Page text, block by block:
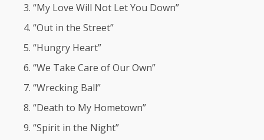
“My Love Will Not Let You Down”
“Out in the Street”
“Hungry Heart”
“We Take Care of Our Own”
“Wrecking Ball”
“Death to My Hometown”
“Spirit in the Night”